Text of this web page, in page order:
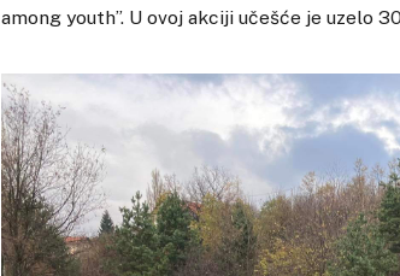
among youth”. U ovoj akciji učešće je uzelo